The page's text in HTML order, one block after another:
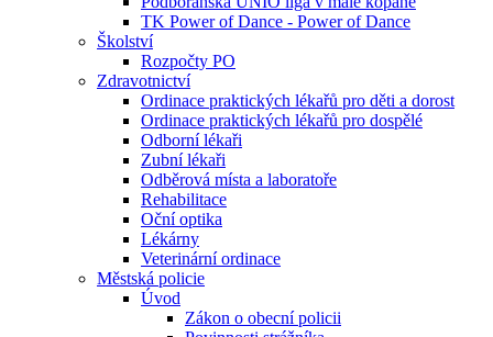
TK Power of Dance - Power of Dance
Školství
Rozpočty PO
Zdravotnictví
Ordinace praktických lékařů pro děti a dorost
Ordinace praktických lékařů pro dospělé
Odborní lékaři
Zubní lékaři
Odběrová místa a laboratoře
Rehabilitace
Oční optika
Lékárny
Veterinární ordinace
Městská policie
Úvod
Zákon o obecní policii